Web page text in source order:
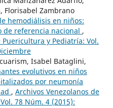
Florisabel Zambrano
hemodiálisis en niños:
de referencia nacional ,
y Pediatría: Vol.
Isabel Bataglini,
evolutivos en niños
por neumonía
, Archivos Venezolanos de
78 Núm. 4 (2015):